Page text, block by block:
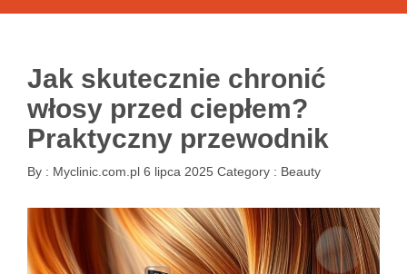
Jak skutecznie chronić
włosy przed ciepłem?
Praktyczny przewodnik
By : Myclinic.com.pl 6 lipca 2025 Category : Beauty